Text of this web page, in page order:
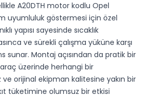
A20DTH motor kodlu Opel
uyumluluk göstermesi için özel
yapısı sayesinde sıcaklık
ve sürekli çalışma yüküne karşı
sunar. Montaj açısından da pratik bir
üzerinde herhangi bir
orijinal ekipman kalitesine yakın bir
tüketimine olumsuz bir etkisi